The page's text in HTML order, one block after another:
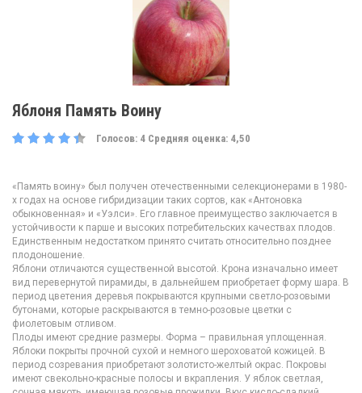
Яблоня Память Воину
Голосов: 4 Средняя оценка: 4,50
«Память воину» был получен отечественными селекционерами в 1980-
х годах на основе гибридизации таких сортов, как «Антоновка
обыкновенная» и «Уэлси». Его главное преимущество заключается в
устойчивости к парше и высоких потребительских качествах плодов.
Единственным недостатком принято считать относительно позднее
плодоношение.
Яблони отличаются существенной высотой. Крона изначально имеет
вид перевернутой пирамиды, в дальнейшем приобретает форму шара. В
период цветения деревья покрываются крупными светло-розовыми
бутонами, которые раскрываются в темно-розовые цветки с
фиолетовым отливом.
Плоды имеют средние размеры. Форма – правильная уплощенная.
Яблоки покрыты прочной сухой и немного шероховатой кожицей. В
период созревания приобретают золотисто-желтый окрас. Покровы
имеют свекольно-красные полосы и вкрапления. У яблок светлая,